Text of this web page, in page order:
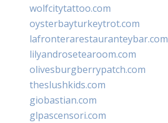
wolfcitytattoo.com
oysterbayturkeytrot.com
lafronterarestauranteybar.com
lilyandrosetearoom.com
olivesburgberrypatch.com
theslushkids.com
giobastian.com
glpascensori.com